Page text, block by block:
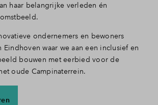
haar belangrijke verleden én
ondernemers en bewoners
Eindhoven waar we aan een inclusief en
bouwen met eerbied voor de
oude Campinaterrein.